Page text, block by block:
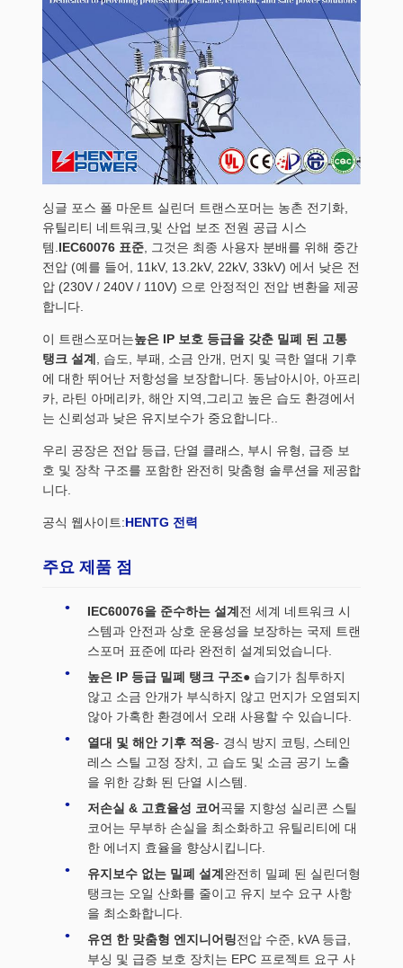
싱글 포스 폴 마운트 실린더 트랜스포머는 농촌 전기화,
유틸리티 네트워크,및 산업 보조 전원 공급 시스
템. IEC60076 표준 , 그것은 최종 사용자 분배를 위해 중간
전압 (예를 들어, 11kV, 13.2kV, 22kV, 33kV) 에서 낮은 전
압 (230V / 240V / 110V) 으로 안정적인 전압 변환을 제공
합니다.
이 트랜스포머는높은 IP 보호 등급을 갖춘 밀폐 된 고통
탱크 설계
, 습도, 부패, 소금 안개, 먼지 및 극한 열대 기후
에 대한 뛰어난 저항성을 보장합니다. 동남아시아, 아프리
카, 라틴 아메리카, 해안 지역,그리고 높은 습도 환경에서
는 신뢰성과 낮은 유지보수가 중요합니다..
우리 공장은 전압 등급, 단열 클래스, 부시 유형, 급증 보
호 및 장착 구조를 포함한 완전히 맞춤형 솔루션을 제공합
니다.
공식 웹사이트:HENTG 전력
주요 제품 점
IEC60076을 준수하는 설계 전 세계 네트워크 시
스템과 안전과 상호 운용성을 보장하는 국제 트랜
스포머 표준에 따라 완전히 설계되었습니다.
높은 IP 등급 밀폐 탱크 구조● 습기가 침투하지
않고 소금 안개가 부식하지 않고 먼지가 오염되지
않아 가혹한 환경에서 오래 사용할 수 있습니다.
열대 및 해안 기후 적응- 경식 방지 코팅, 스테인
레스 스틸 고정 장치, 고 습도 및 소금 공기 노출
을 위한 강화 된 단열 시스템.
저손실 & 고효율성 코어 곡물 지향성 실리콘 스틸
코어는 무부하 손실을 최소화하고 유틸리티에 대
한 에너지 효율을 향상시킵니다.
유지보수 없는 밀폐 설계 완전히 밀폐 된 실린더형
탱크는 오일 산화를 줄이고 유지 보수 요구 사항
을 최소화합니다.
유연 한 맞춤형 엔지니어링전압 수준, kVA 등급,
부싱 및 급증 보호 장치는 EPC 프로젝트 요구 사